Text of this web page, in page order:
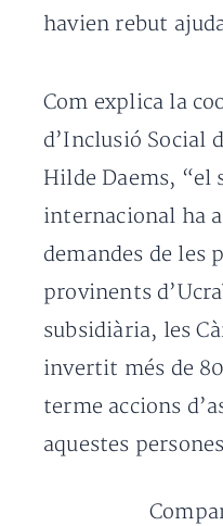
havien rebut
Com explica la
d’Inclusió Social
Hilde Daems, “el
internacional ha
demandes de les
provinents
subsidiària, les
invertit més de
terme accions
aquestes